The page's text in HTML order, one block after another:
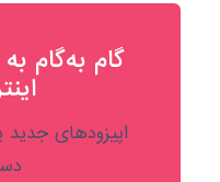
گام به‌گام
اپیزودهای